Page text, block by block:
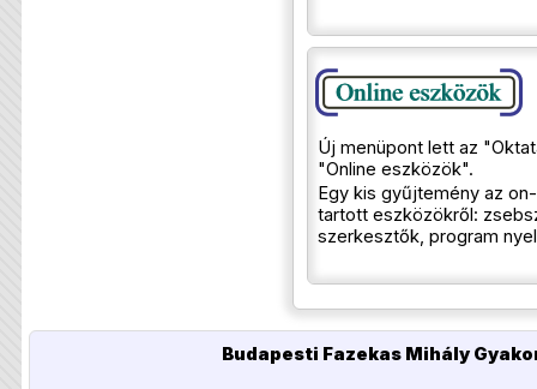
Új menüpont lett az
"Online eszközök".
Egy kis gyűjtemény az
tartott eszközökről:
szerkesztők, program
Budapesti Fazekas Mihály